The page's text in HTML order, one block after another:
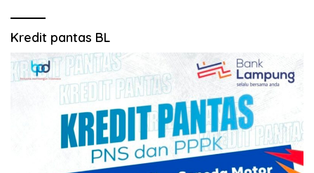
Kredit pantas BL